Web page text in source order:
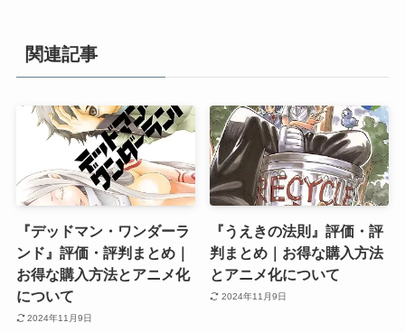
関連記事
『デッドマン・ワンダーラ
ンド』評価・評判まとめ｜
お得な購入方法とアニメ化
について
2024年11月9日
『うえきの法則』評価・評
判まとめ｜お得な購入方法
とアニメ化について
2024年11月9日